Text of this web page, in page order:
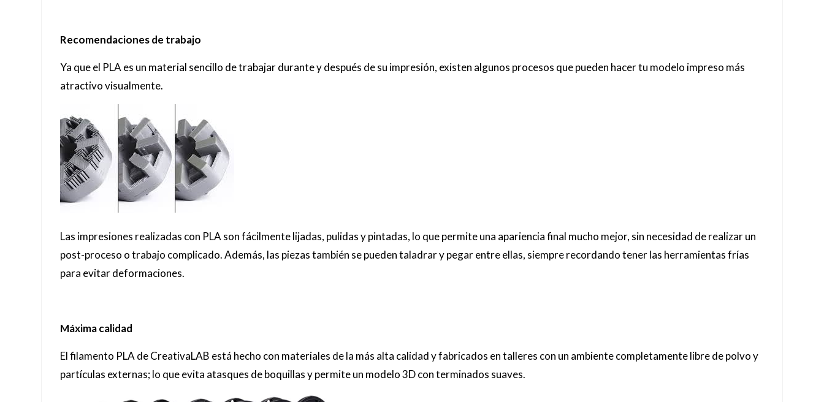
Recomendaciones de trabajo
Ya que el PLA es un material sencillo de trabajar durante y después de su impresión, existen algunos procesos que pueden hacer tu modelo impreso más
atractivo visualmente.
Las impresiones realizadas con PLA son fácilmente lijadas, pulidas y pintadas, lo que permite una apariencia final mucho mejor, sin necesidad de realizar un
post-proceso o trabajo complicado. Además, las piezas también se pueden taladrar y pegar entre ellas, siempre recordando tener las herramientas frías
para evitar deformaciones.
Máxima calidad
El filamento PLA de CreativaLAB está hecho con materiales de la más alta calidad y fabricados en talleres con un ambiente completamente libre de polvo y
partículas externas; lo que evita atasques de boquillas y permite un modelo 3D con terminados suaves.